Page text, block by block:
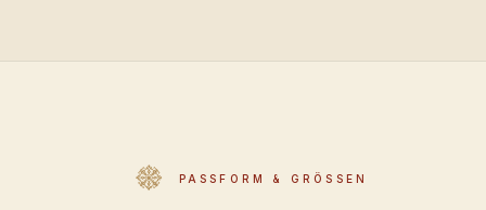
PASSFORM & GRÖSSEN